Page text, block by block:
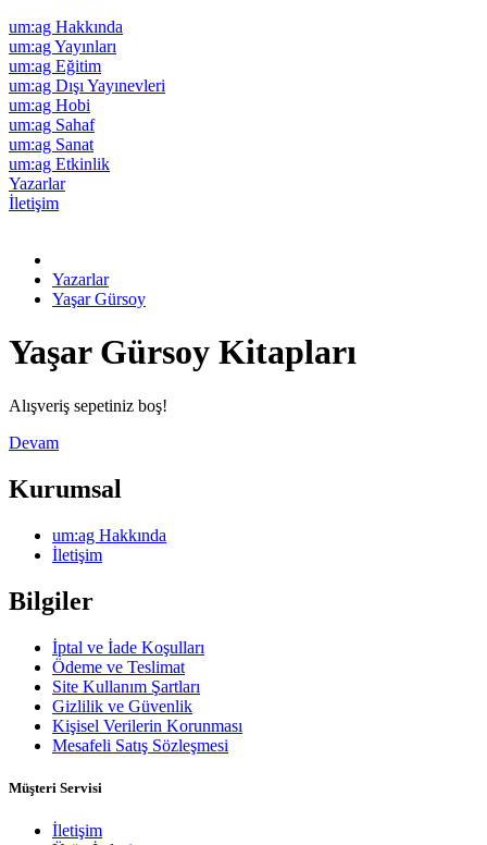
um:ag Hakkında
um:ag Yayınları
um:ag Eğitim
um:ag Dışı Yayınevleri
um:ag Hobi
um:ag Sahaf
um:ag Sanat
um:ag Etkinlik
Yazarlar
İletişim
Yazarlar
Yaşar Gürsoy
Yaşar Gürsoy Kitapları
Alışveriş sepetiniz boş!
Devam
Kurumsal
um:ag Hakkında
İletişim
Bilgiler
İptal ve İade Koşulları
Ödeme ve Teslimat
Site Kullanım Şartları
Gizlilik ve Güvenlik
Kişisel Verilerin Korunması
Mesafeli Satış Sözleşmesi
Müşteri Servisi
İletişim